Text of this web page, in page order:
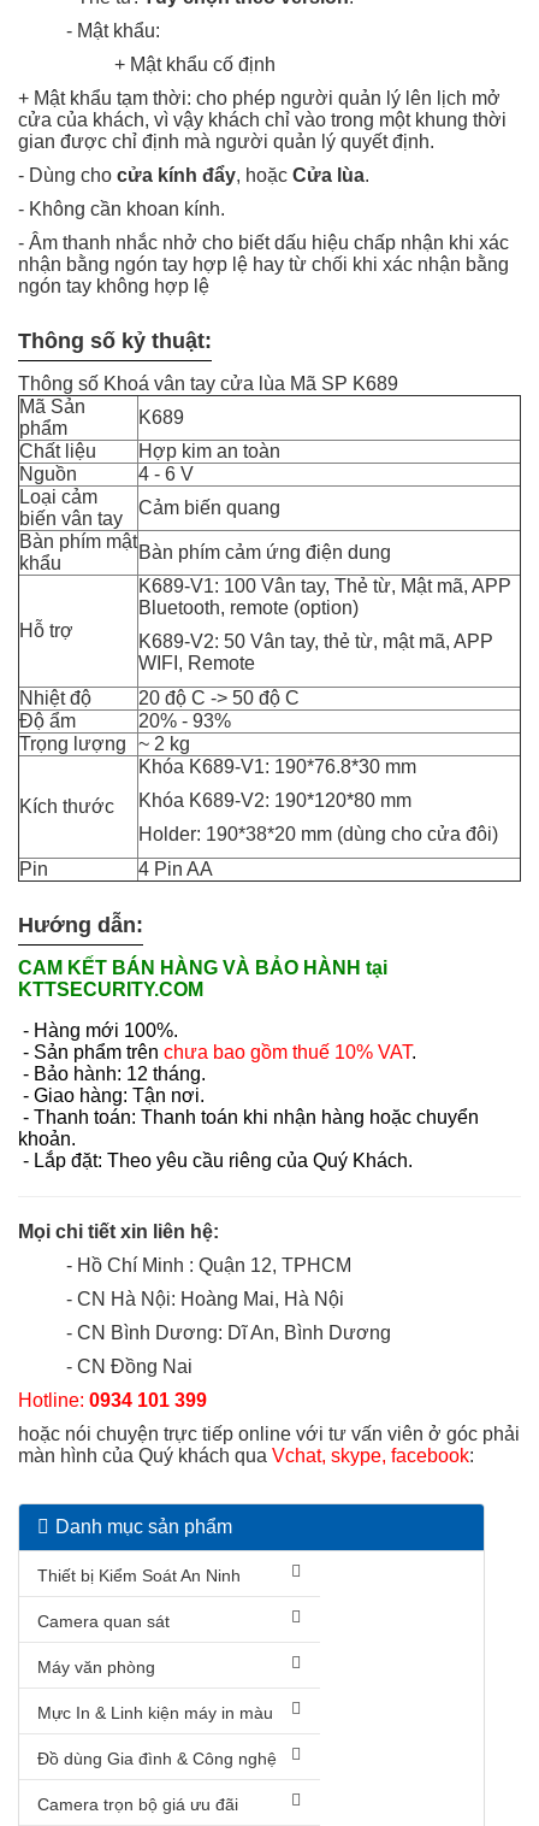
Danh mục sản phẩm
Thiết bị Kiểm Soát An Ninh
Camera quan sát
Máy văn phòng
Mực In & Linh kiện máy in màu
Đồ dùng Gia đình & Công nghệ
Camera trọn bộ giá ưu đãi
- Mật khẩu:
+ Mật khẩu cố định
+ Mật khẩu tạm thời: cho phép người quản lý lên lịch mở
cửa của khách, vì vậy khách chỉ vào trong một khung thời
gian được chỉ định mà người quản lý quyết định.
- Dùng cho cửa kính đẩy, hoặc Cửa lùa.
- Không cần khoan kính.
- Âm thanh nhắc nhở cho biết dấu hiệu chấp nhận khi xác
nhận bằng ngón tay hợp lệ hay từ chối khi xác nhận bằng
ngón tay không hợp lệ
Thông số kỷ thuật:
Thông số Khoá vân tay cửa lùa Mã SP K689
Mã Sản
phẩm
K689
Chất liệu
Hợp kim an toàn
Nguồn
4 - 6 V
Loại cảm
biến vân tay
Cảm biến quang
Bàn phím mật
khẩu
Bàn phím cảm ứng điện dung
Hỗ trợ
K689-V1: 100 Vân tay, Thẻ từ, Mật mã, APP
Bluetooth, remote (option)
K689-V2: 50 Vân tay, thẻ từ, mật mã, APP
WIFI, Remote
Nhiệt độ
20 độ C -> 50 độ C
Độ ẩm
20% - 93%
Trọng lượng
~ 2 kg
Kích thước
Khóa K689-V1: 190*76.8*30 mm
Khóa K689-V2: 190*120*80 mm
Holder: 190*38*20 mm (dùng cho cửa đôi)
Pin
4 Pin AA
Hướng dẫn:
CAM KẾT BÁN HÀNG VÀ BẢO HÀNH tại
KTTSECURITY.COM
- Hàng mới 100%.
- Sản phẩm trên chưa bao gồm thuế 10% VAT.
- Bảo hành: 12 tháng.
- Giao hàng: Tận nơi.
- Thanh toán: Thanh toán khi nhận hàng hoặc chuyển
khoản.
- Lắp đặt: Theo yêu cầu riêng của Quý Khách.
Mọi chi tiết xin liên hệ:
- Hồ Chí Minh : Quận 12, TPHCM
- CN Hà Nội: Hoàng Mai, Hà Nội
- CN Bình Dương: Dĩ An, Bình Dương
- CN Đồng Nai
Hotline: 0934 101 399
hoặc nói chuyện trực tiếp online với tư vấn viên ở góc phải
màn hình của Quý khách qua Vchat, skype, facebook: